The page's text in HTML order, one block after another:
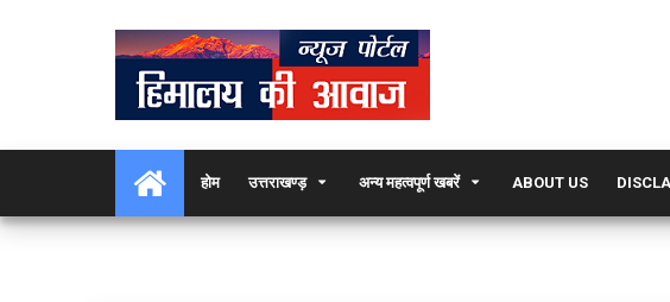
होम उत्तराखण्ड़ अन्य महत्वपूर्ण खबरें ABOUT US